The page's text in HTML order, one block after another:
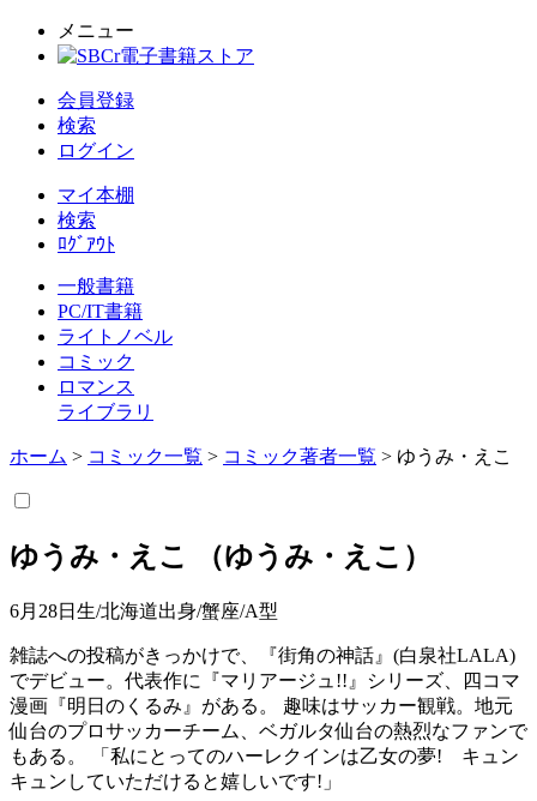
メニュー
会員登録
検索
ログイン
マイ本棚
検索
ﾛｸﾞｱｳﾄ
一般書籍
PC/IT書籍
ライトノベル
コミック
ロマンス
ライブラリ
ホーム > コミック一覧 > コミック著者一覧 > ゆうみ・えこ
ゆうみ・えこ （ゆうみ・えこ ）
6月28日生/北海道出身/蟹座/A型
雑誌への投稿がきっかけで、『街角の神話』(白泉社LALA)
でデビュー。代表作に『マリアージュ!!』シリーズ、四コマ
漫画『明日のくるみ』がある。 趣味はサッカー観戦。地元
仙台のプロサッカーチーム、ベガルタ仙台の熱烈なファンで
もある。 「私にとってのハーレクインは乙女の夢! キュン
キュンしていただけると嬉しいです!」